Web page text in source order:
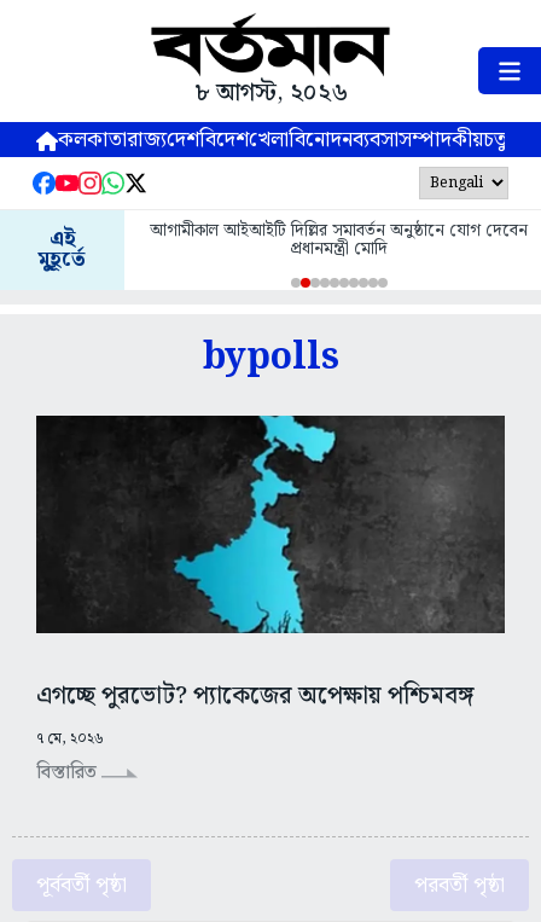
৮ আগস্ট, ২০২৬
কলকাতারাজ্যদেশবিদেশখেলাবিনোদনব্যবসাসম্পাদকীয়
এই
মুহূর্তে
আগামীকাল আইআইটি দিল্লির সমাবর্তন অনুষ্ঠানে যোগ দেবেন
প্রধানমন্ত্রী মোদি
bypolls
এগচ্ছে পুরভোট? প্যাকেজের অপেক্ষায় পশ্চিমবঙ্গ
৭ মে, ২০২৬
বিস্তারিত
পূর্ববর্তী পৃষ্ঠা পরবর্তী পৃষ্ঠা